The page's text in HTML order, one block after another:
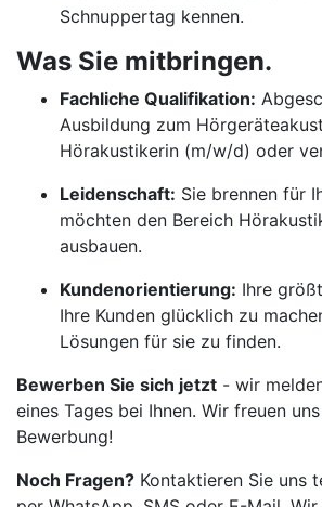
Schnuppertag kennen.
Was Sie mitbringen.
Fachliche Qualifikation:
Ausbildung zum
Hörakustikerin (m/w/d) oder
Leidenschaft: Sie brennen für
möchten den Bereich
ausbauen.
Kundenorientierung: Ihre
Ihre Kunden glücklich zu
Lösungen für sie zu finden.
Bewerben Sie sich jetzt - wir
eines Tages bei Ihnen. Wir freuen
Bewerbung!
Noch Fragen? Kontaktieren Sie uns